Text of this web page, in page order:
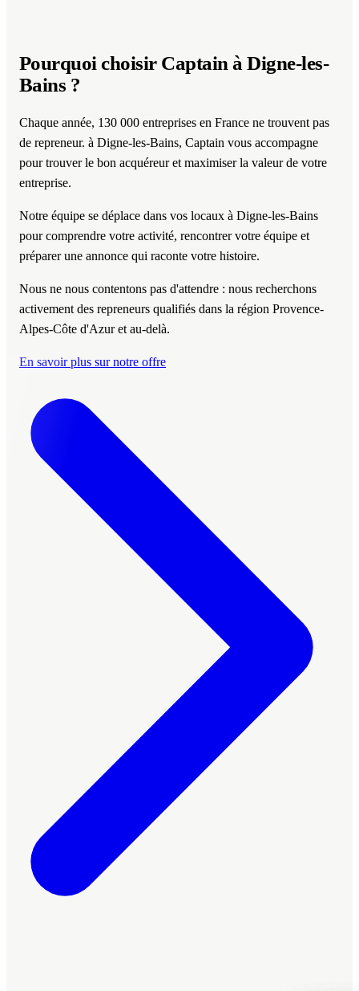
Pourquoi choisir Captainà Digne-les-
Bains ?
Chaque année, 130 000 entreprises en France ne trouvent pas
de repreneur. à Digne-les-Bains, Captain vous accompagne
pour trouver le bon acquéreur et maximiser la valeur de votre
entreprise.
Notre équipe se déplace dans vos locaux à Digne-les-Bains
pour comprendre votre activité, rencontrer votre équipe et
préparer une annonce qui raconte votre histoire.
Nous ne nous contentons pas d'attendre : nous recherchons
activement des repreneurs qualifiés dans la région Provence-
Alpes-Côte d'Azur et au-delà.
En savoir plus sur notre offre